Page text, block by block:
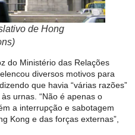
de Hong
do Ministério das Relações
diversos motivos para
que havia “várias razões”
urnas. “Não é apenas o
a interrupção e sabotagem
Kong e das forças externas”,